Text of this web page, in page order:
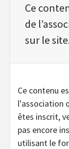
Ce
de
sur le
Ce contenu
l'association
êtes inscrit,
pas encore
utilisant le